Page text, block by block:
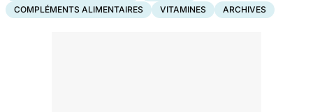
COMPLÉMENTS ALIMENTAIRES
VITAMINES ARCHIVES